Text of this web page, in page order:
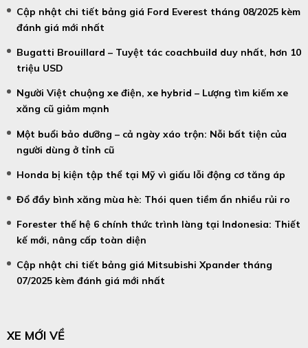
Cập nhật chi tiết bảng giá Ford Everest tháng 08/2025 kèm
đánh giá mới nhất
Bugatti Brouillard – Tuyệt tác coachbuild duy nhất, hơn 10
triệu USD
Người Việt chuộng xe điện, xe hybrid – Lượng tìm kiếm xe
xăng cũ giảm mạnh
Một buổi bảo dưỡng – cả ngày xáo trộn: Nỗi bất tiện của
người dùng ở tỉnh cũ
Honda bị kiện tập thể tại Mỹ vì giấu lỗi động cơ tăng áp
Đổ đầy bình xăng mùa hè: Thói quen tiềm ẩn nhiều rủi ro
Forester thế hệ 6 chính thức trình làng tại Indonesia: Thiết
kế mới, nâng cấp toàn diện
Cập nhật chi tiết bảng giá Mitsubishi Xpander tháng
07/2025 kèm đánh giá mới nhất
XE MỚI VỀ